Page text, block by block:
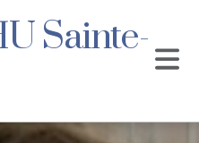
Sainte-